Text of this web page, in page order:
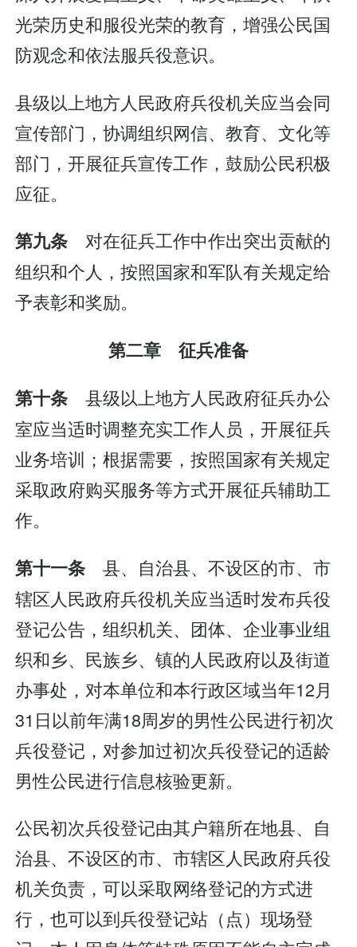
光荣历史和服役光荣的教育，增强公民国
防观念和依法服兵役意识。
县级以上地方人民政府兵役机关应当会同
宣传部门，协调组织网信、教育、文化等
部门，开展征兵宣传工作，鼓励公民积极
应征。
第九条 对在征兵工作中作出突出贡献的
组织和个人，按照国家和军队有关规定给
予表彰和奖励。
第二章 征兵准备
第十条 县级以上地方人民政府征兵办公
室应当适时调整充实工作人员，开展征兵
业务培训；根据需要，按照国家有关规定
采取政府购买服务等方式开展征兵辅助工
作。
第十一条 县、自治县、不设区的市、市
辖区人民政府兵役机关应当适时发布兵役
登记公告，组织机关、团体、企业事业组
织和乡、民族乡、镇的人民政府以及街道
办事处，对本单位和本行政区域当年12月
31日以前年满18周岁的男性公民进行初次
兵役登记，对参加过初次兵役登记的适龄
男性公民进行信息核验更新。
公民初次兵役登记由其户籍所在地县、自
治县、不设区的市、市辖区人民政府兵役
机关负责，可以采取网络登记的方式进
行，也可以到兵役登记站（点）现场登